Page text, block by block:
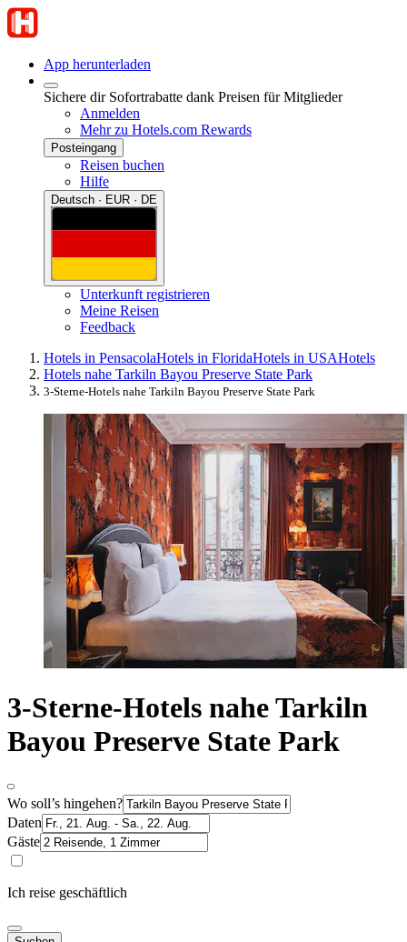
App herunterladen
Sichere dir Sofortrabatte dank Preisen für Mitglieder
Anmelden
Mehr zu Hotels.com Rewards
Posteingang
Reisen buchen
Hilfe
Deutsch · EUR · DE
Unterkunft registrieren
Meine Reisen
Feedback
Hotels in PensacolaHotels in FloridaHotels in USAHotels
Hotels nahe Tarkiln Bayou Preserve State Park
3-Sterne-Hotels nahe Tarkiln Bayou Preserve State Park
3-Sterne-Hotels nahe Tarkiln
Bayou Preserve State Park
Wo soll’s hingehen?
Daten
Gäste
Ich reise geschäftlich